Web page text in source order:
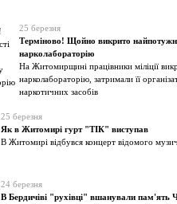
25 березня
Терміново! Щойно викрито
нарколабораторію
На Житомирщині працівники міліції
нарколабораторію, затримали її
наркотичних засобів
25 березня
Як в Житомирі гурт "ТІК" виступав
В Житомирі відбувся концерт відомого
24 березня
В Бердичіві "рухівці" вшанували пам'ять